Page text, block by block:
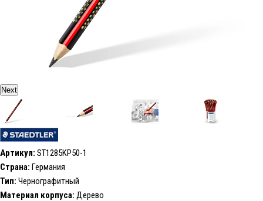
Next
Артикул: ST1285KP50-1
Страна: Германия
Тип: Чернографитный
Материал корпуса: Дерево